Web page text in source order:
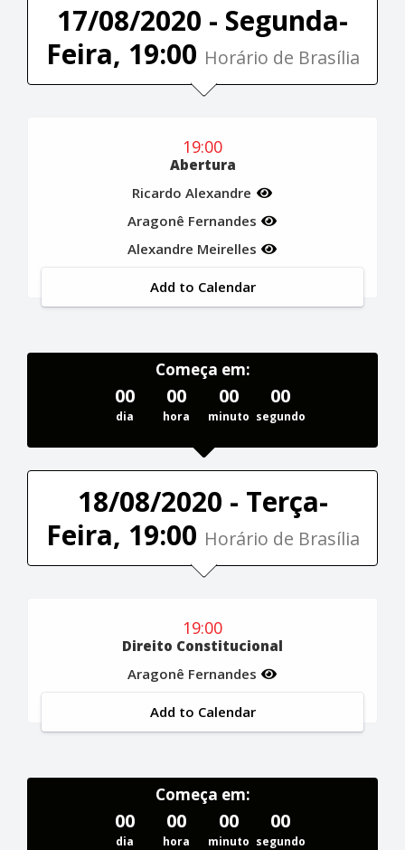
17/08/2020 - Segunda-
Feira, 19:00 Horário de Brasília
19:00
Abertura
Ricardo Alexandre
Aragonê Fernandes
Alexandre Meirelles
Add to Calendar
Começa em:
00
dia
00
hora
00
minuto
00
segundo
18/08/2020 - Terça-
Feira, 19:00 Horário de Brasília
19:00
Direito Constitucional
Aragonê Fernandes
Add to Calendar
Começa em:
00
dia
00
hora
00
minuto
00
segundo